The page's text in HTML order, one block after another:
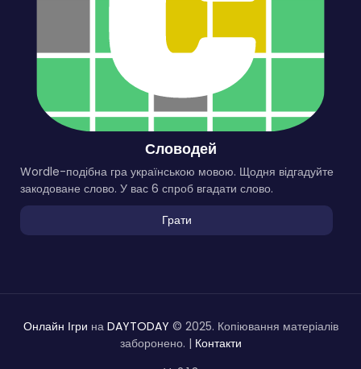
Словодей
Wordle-подібна гра українською мовою. Щодня відгадуйте
закодоване слово. У вас 6 спроб вгадати слово.
Грати
Онлайн Ігри на DAYTODAY © 2025. Копіювання матеріалів
заборонено. | Контакти